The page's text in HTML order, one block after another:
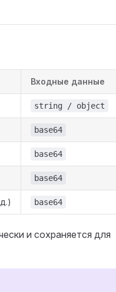
Входные данные
string / object
base64
base64
base64
base64
и сохраняется для